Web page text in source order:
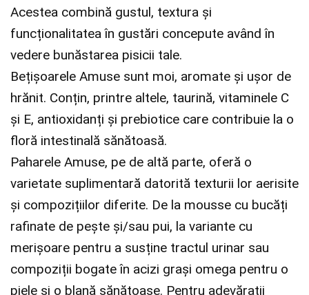
Acestea combină gustul, textura și
funcționalitatea în gustări concepute având în
vedere bunăstarea pisicii tale.
Bețișoarele Amuse sunt moi, aromate și ușor de
hrănit. Conțin, printre altele, taurină, vitaminele C
și E, antioxidanți și prebiotice care contribuie la o
floră intestinală sănătoasă.
Paharele Amuse, pe de altă parte, oferă o
varietate suplimentară datorită texturii lor aerisite
și compozițiilor diferite. De la mousse cu bucăți
rafinate de pește și/sau pui, la variante cu
merișoare pentru a susține tractul urinar sau
compoziții bogate în acizi grași omega pentru o
piele și o blană sănătoase. Pentru adevărații